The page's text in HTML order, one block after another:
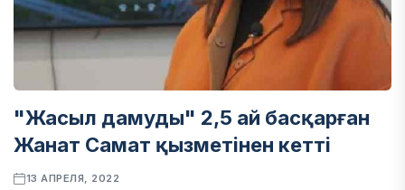
"Жасыл дамуды" 2,5 ай басқарған
Жанат Самат қызметінен кетті
13 АПРЕЛЯ, 2022